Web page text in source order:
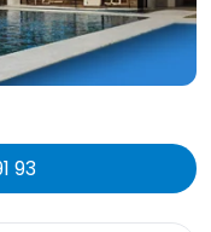
93